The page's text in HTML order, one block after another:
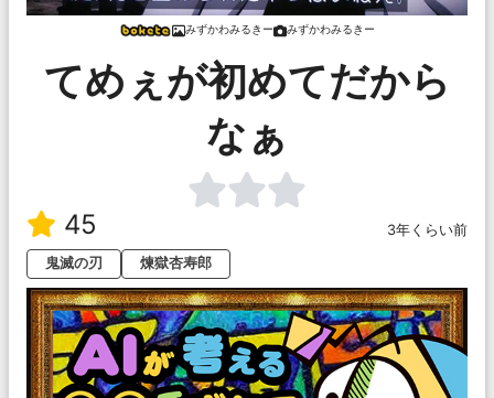
みずかわみるきー みずかわみるきー
てめぇが初めてだから
なぁ
45
3年くらい前
鬼滅の刃
煉獄杏寿郎